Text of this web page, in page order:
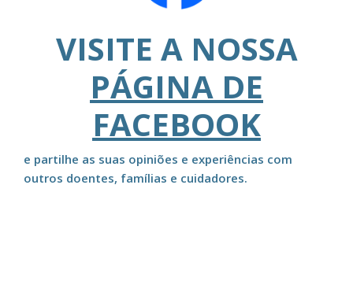
VISITE A NOSSA
PÁGINA DE
FACEBOOK
e partilhe as suas opiniões e experiências com
outros doentes, famílias e cuidadores.